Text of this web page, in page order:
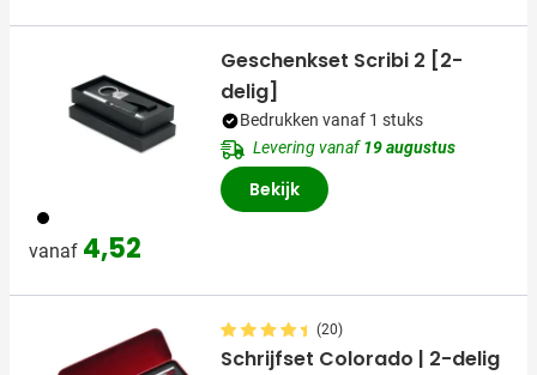
001
vanaf 4,52
Geschenkset Scribi 2 [2-
delig]
Bedrukken vanaf 1 stuks
Levering vanaf19 augustus
Bekijk
(20)
Schrijfset Colorado | 2-delig